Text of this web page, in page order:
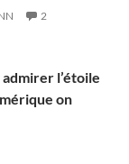
2
l’étoile
on